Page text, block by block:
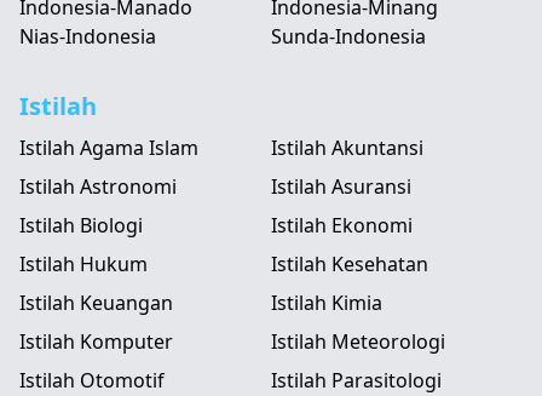
Indonesia-Manado
Indonesia-Minang
Nias-Indonesia
Sunda-Indonesia
Istilah
Istilah Agama Islam
Istilah Akuntansi
Istilah Astronomi
Istilah Asuransi
Istilah Biologi
Istilah Ekonomi
Istilah Hukum
Istilah Kesehatan
Istilah Keuangan
Istilah Kimia
Istilah Komputer
Istilah Meteorologi
Istilah Otomotif
Istilah Parasitologi